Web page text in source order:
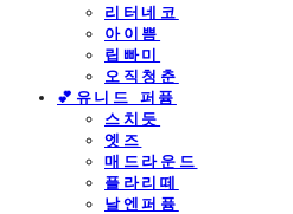
리터네코
아이쁨
립빠미
오직청춘
💕유니드 퍼퓸
스치듯
엣즈
매드라운드
플라리떼
날엔퍼퓸